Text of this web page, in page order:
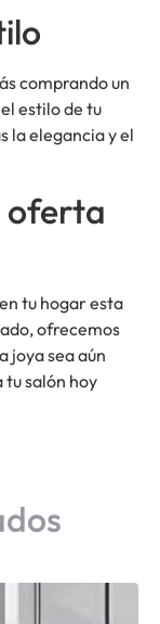
comprando un
estilo de tu
la elegancia y el
oferta
tu hogar esta
ofrecemos
joya sea aún
salón hoy